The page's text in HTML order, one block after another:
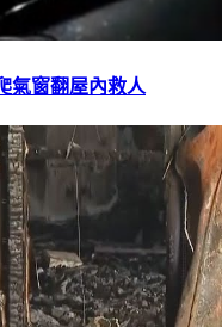
氣窗翻屋內救人